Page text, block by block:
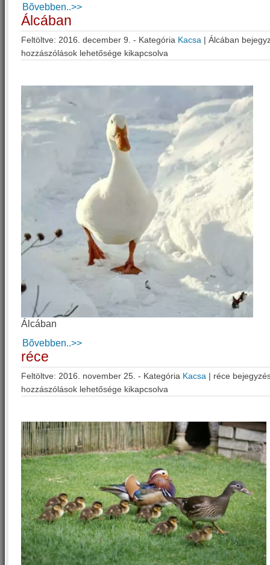
Bõvebben..>>
Álcában
Feltöltve: 2016. december 9. - Kategória Kacsa | Álcában
hozzászólások lehetősége kikapcsolva
Álcában
Bõvebben..>>
réce
Feltöltve: 2016. november 25. - Kategória Kacsa | réce
hozzászólások lehetősége kikapcsolva